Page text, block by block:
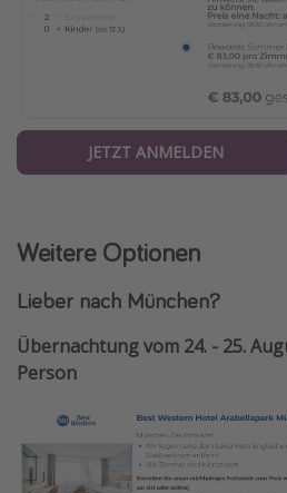
JETZT ANMELDEN
Weitere Optionen
Lieber nach München?
Übernachtung vom 24. - 25.
Person